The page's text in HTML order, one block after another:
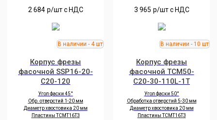
2 684 р/шт c НДС 3 965 р/шт c НДС
Корпус фрезы
фасочной SSP16-20-
C20-120
Угол фаски 45°
Обр. отверстий 1-20 мм
Диаметр хвостовика 20 мм
Пластины TCMT16T3
Корпус фрезы
фасочной TCM50-
C20-30-110L-1T
Угол фаски 50°
Обработка отверстий 5-30 мм
Диаметр хвостовика 20 мм
Пластины TCMT16T3